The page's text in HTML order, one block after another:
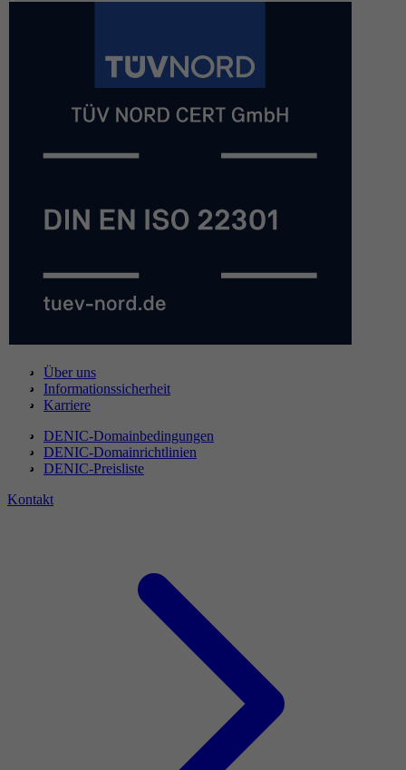
Über uns
Informationssicherheit
Karriere
DENIC-Domainbedingungen
DENIC-Domainrichtlinien
DENIC-Preisliste
Kontakt